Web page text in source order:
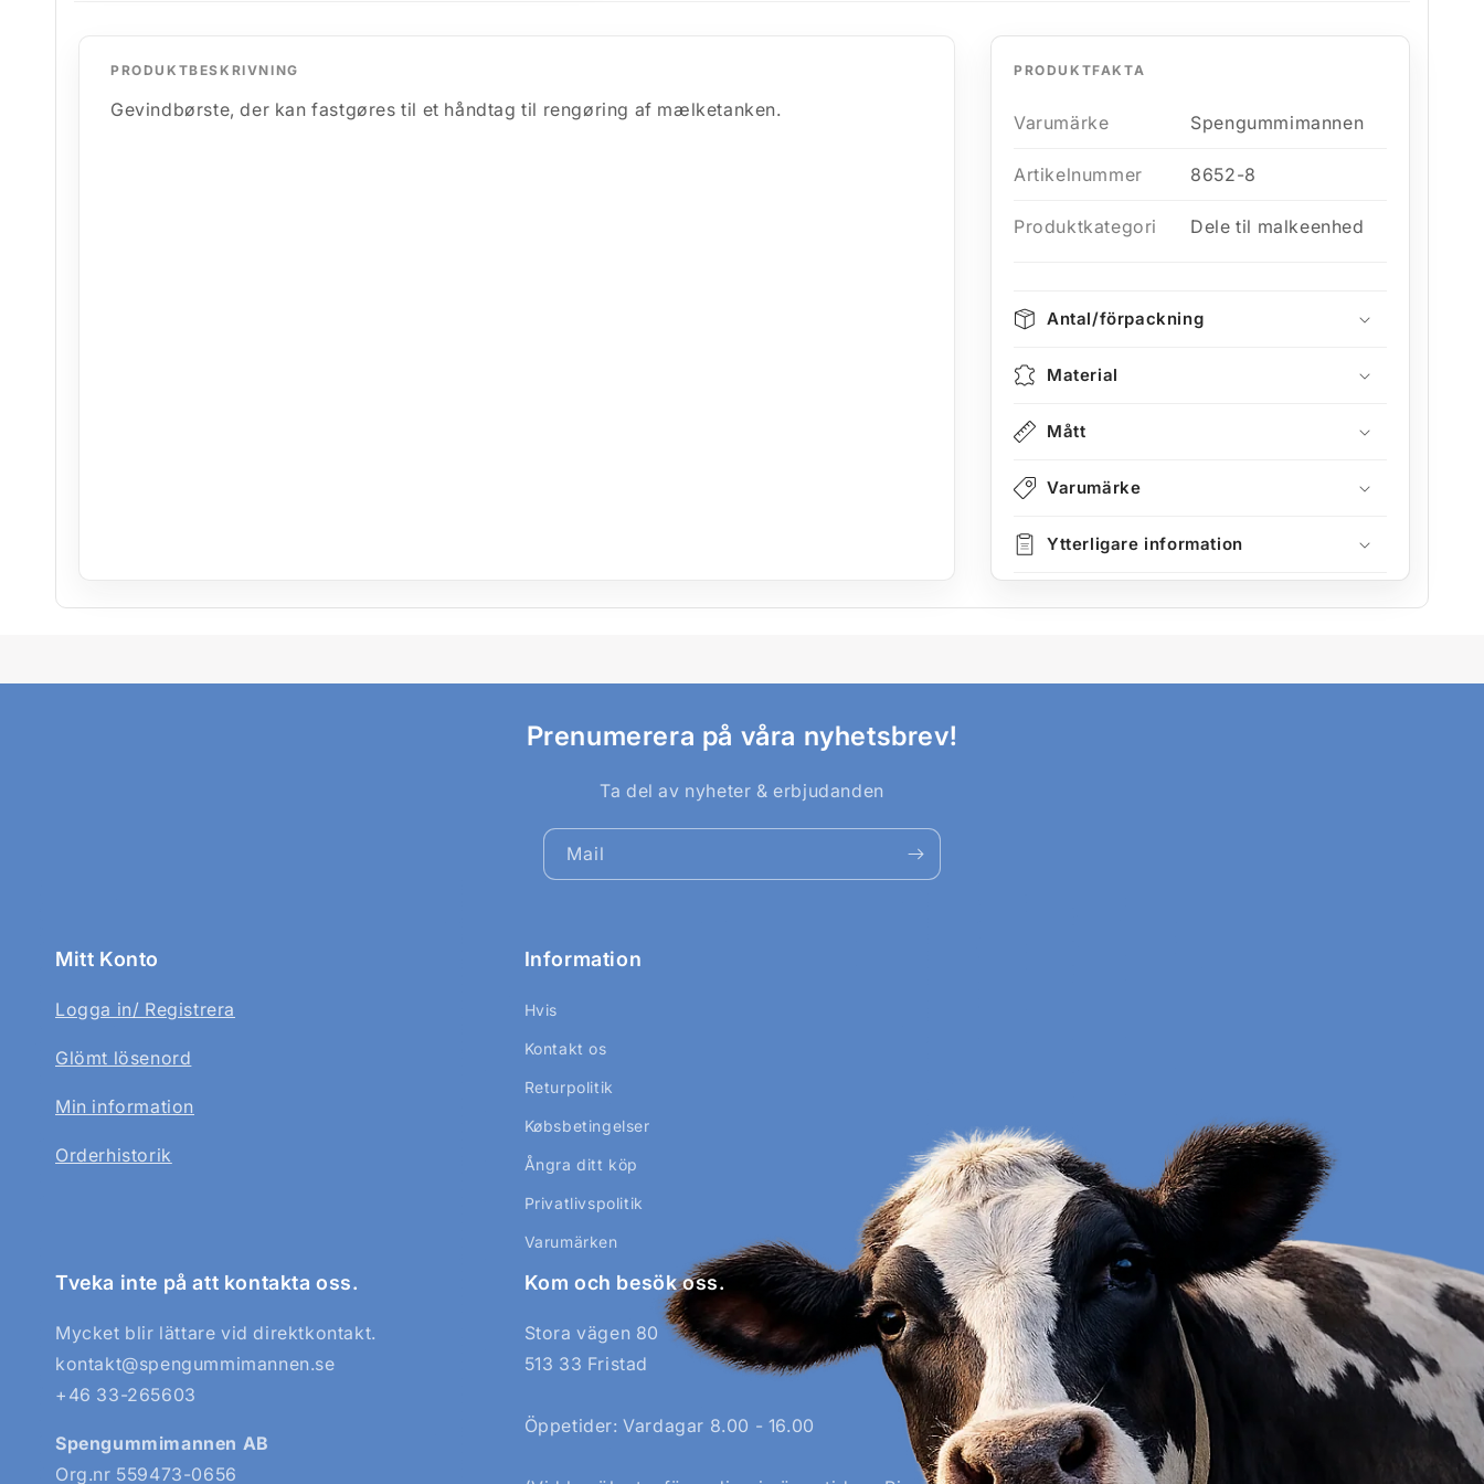
PRODUKTBESKRIVNING
Gevindbørste, der kan fastgøres til et håndtag til rengøring af mælketanken.
PRODUKTFAKTA
Varumärke Spengummimannen
Artikelnummer 8652-8
Produktkategori Dele til malkeenhed
Antal/förpackning
Material
Mått
Varumärke
Ytterligare information
Prenumerera på våra nyhetsbrev!
Ta del av nyheter & erbjudanden
Mail
Mitt Konto
Logga in/ Registrera
Glömt lösenord
Min information
Orderhistorik
Information
Hvis
Kontakt os
Returpolitik
Købsbetingelser
Ångra ditt köp
Privatlivspolitik
Varumärken
Tveka inte på att kontakta oss.
Mycket blir lättare vid direktkontakt.
kontakt@spengummimannen.se
+46 33-265603
Spengummimannen AB
Org.nr 559473-0656
Kom och besök oss.
Stora vägen 80
513 33 Fristad
Öppetider: Vardagar 8.00 - 16.00